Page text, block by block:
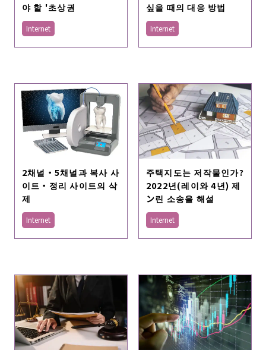
야 할 '초상권
Internet
싶을 때의 대응 방법
Internet
2채널・5채널과 복사 사
이트・정리 사이트의 삭
제
Internet
주택지도는 저작물인가?
2022년(레이와 4년) 제
ン린 소송을 해설
Internet